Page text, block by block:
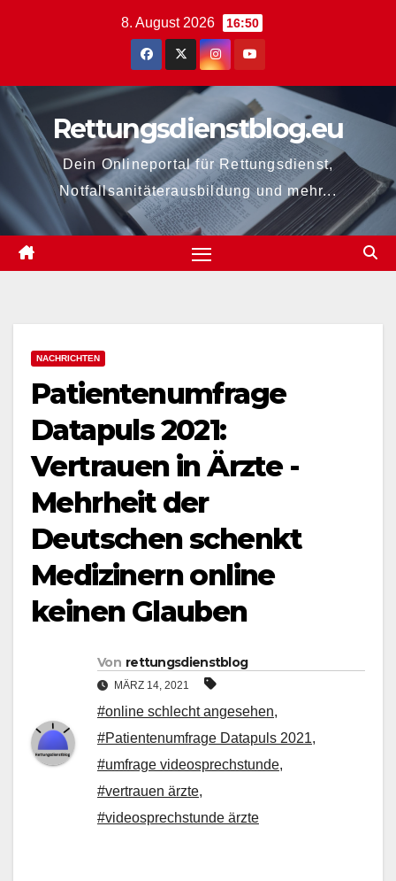
8. August 2026 16:50
Rettungsdienstblog.eu
Dein Onlineportal für Rettungsdienst,
Notfallsanitäterausbildung und mehr...
NACHRICHTEN
Patientenumfrage
Datapuls 2021:
Vertrauen in Ärzte -
Mehrheit der
Deutschen schenkt
Medizinern online
keinen Glauben
Von rettungsdienstblog
MÄRZ 14, 2021
#online schlecht angesehen,
#Patientenumfrage Datapuls 2021,
#umfrage videosprechstunde,
#vertrauen ärzte,
#videosprechstunde ärzte